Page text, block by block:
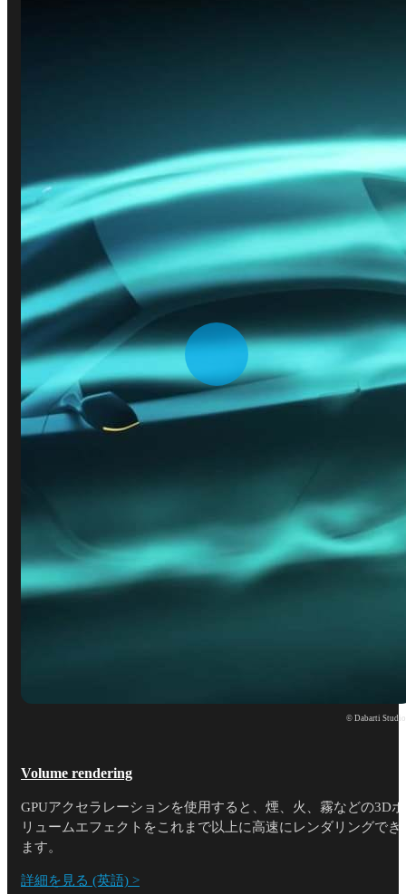
© Dabarti Studio
Volume rendering
GPUアクセラレーションを使用すると、煙、火、霧などの3Dボ
リュームエフェクトをこれまで以上に高速にレンダリングでき
ます。
詳細を見る (英語) >